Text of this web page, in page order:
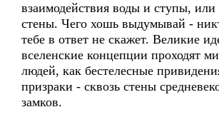
взаимодействия воды и ступы, или
стены. Чего хошь выдумывай -
тебе в ответ не скажет. Великие
вселенские концепции проходят
людей, как бестелесные
призраки - сквозь стены
замков.